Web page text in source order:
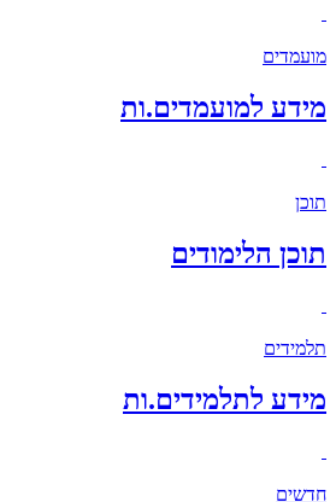
מועמדים
מידע למועמדים.ות
תוכן
תוכן הלימודים
תלמידים
מידע לתלמידים.ות
חדשים